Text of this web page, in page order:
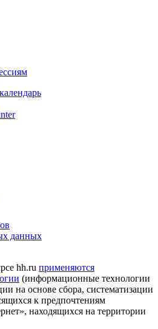
данных
hh.ru применяются
(информационные технологии
на основе сбора, систематизации
к предпочтениям
находящихся на территории